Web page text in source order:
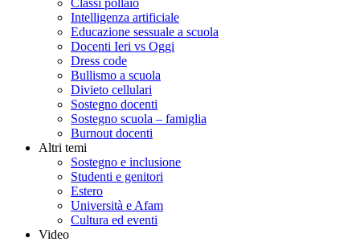
Classi pollaio
Intelligenza artificiale
Educazione sessuale a scuola
Docenti Ieri vs Oggi
Dress code
Bullismo a scuola
Divieto cellulari
Sostegno docenti
Sostegno scuola – famiglia
Burnout docenti
Altri temi
Sostegno e inclusione
Studenti e genitori
Estero
Università e Afam
Cultura ed eventi
Video